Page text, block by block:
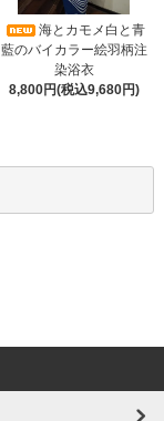
海とカモメ白と青
藍のバイカラー絵羽柄注
染浴衣
8,800円(税込9,680円)